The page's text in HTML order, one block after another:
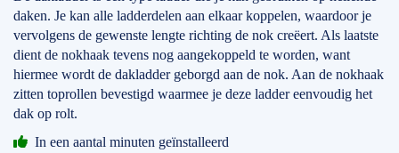
daken. Je kan alle ladderdelen aan elkaar koppelen, waardoor je
vervolgens de gewenste lengte richting de nok creëert. Als laatste
dient de nokhaak tevens nog aangekoppeld te worden, want
hiermee wordt de dakladder geborgd aan de nok. Aan de nokhaak
zitten toprollen bevestigd waarmee je deze ladder eenvoudig het
dak op rolt.
In een aantal minuten geïnstalleerd